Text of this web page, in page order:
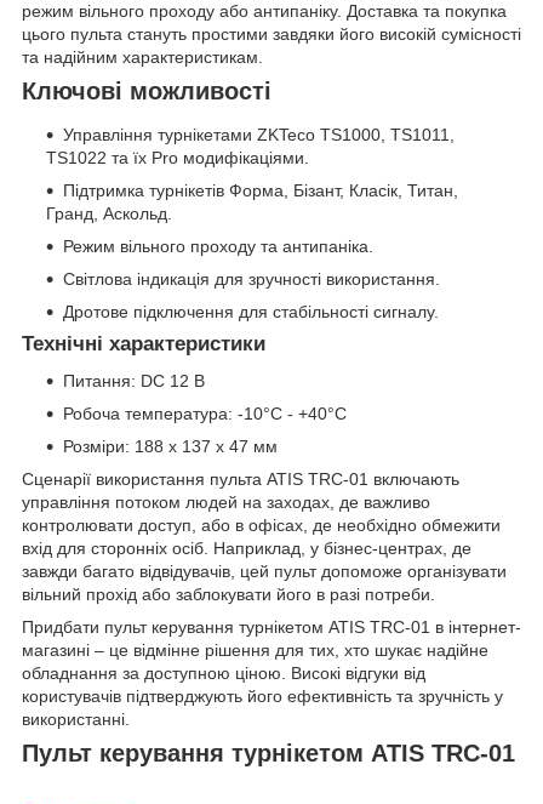
режим вільного проходу або антипаніку. Доставка та покупка
цього пульта стануть простими завдяки його високій сумісності
та надійним характеристикам.
Ключові можливості
Управління турнікетами ZKTeco TS1000, TS1011,
TS1022 та їх Pro модифікаціями.
Підтримка турнікетів Форма, Бізант, Класік, Титан,
Гранд, Аскольд.
Режим вільного проходу та антипаніка.
Світлова індикація для зручності використання.
Дротове підключення для стабільності сигналу.
Технічні характеристики
Питання: DC 12 В
Робоча температура: -10°C - +40°C
Розміри: 188 x 137 x 47 мм
Сценарії використання пульта ATIS TRC-01 включають
управління потоком людей на заходах, де важливо
контролювати доступ, або в офісах, де необхідно обмежити
вхід для сторонніх осіб. Наприклад, у бізнес-центрах, де
завжди багато відвідувачів, цей пульт допоможе організувати
вільний прохід або заблокувати його в разі потреби.
Придбати пульт керування турнікетом ATIS TRC-01 в інтернет-
магазині – це відмінне рішення для тих, хто шукає надійне
обладнання за доступною ціною. Високі відгуки від
користувачів підтверджують його ефективність та зручність у
використанні.
Пульт керування турнікетом ATIS TRC-01